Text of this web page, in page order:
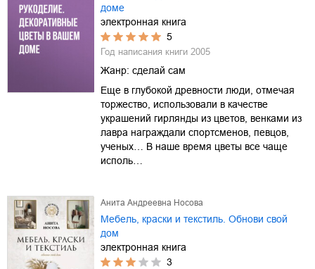
доме
электронная книга
5
Год написания книги 2005
Жанр: сделай сам
Еще в глубокой древности люди, отмечая
торжество, использовали в качестве
украшений гирлянды из цветов, венками из
лавра награждали спортсменов, певцов,
ученых… В наше время цветы все чаще
исполь…
Анита Андреевна Носова
Мебель, краски и текстиль. Обнови свой
дом
электронная книга
3